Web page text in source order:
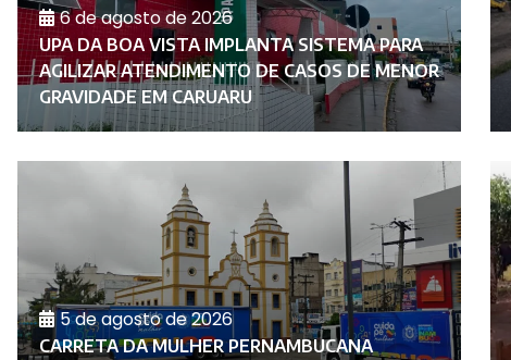
6 de agosto de 2026
UPA DA BOA VISTA IMPLANTA SISTEMA PARA
AGILIZAR ATENDIMENTO DE CASOS DE MENOR
GRAVIDADE EM CARUARU
5 de agosto de 2026
CARRETA DA MULHER PERNAMBUCANA